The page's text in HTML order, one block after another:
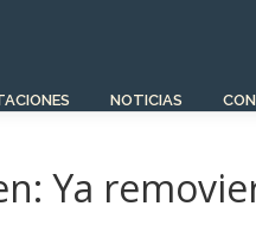
NOTICIAS
Ya